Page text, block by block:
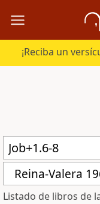
Reina-Valera
Listado de libros de